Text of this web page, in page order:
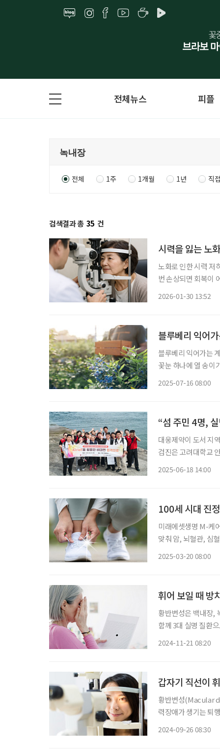
전체뉴스 피플
전체 1주 1개월 1년 직
검색결과 총 35 건
시력을 잃는 노
노화로 인한 시력 저
번 손상되면 회복이
2026-01-30 13:52
블루베리 익어
블루베리 익어가는
꽃눈 하나에 열 송이
2025-07-16 08:00
“섬 주민 4명,
대웅제약이 도서 지
검진은 고려대학교
2025-06-18 14:00
100세 시대 진
미래에셋생명 M-케
맞춰 암, 뇌혈관, 심
2025-03-20 08:00
휘어 보일 때 방
황반변성은 백내장,
함께 3대 실명 질환
2024-11-21 08:20
갑자기 직선이
황반변성(Macular
력장애가 생기는 퇴
2024-09-26 08:30